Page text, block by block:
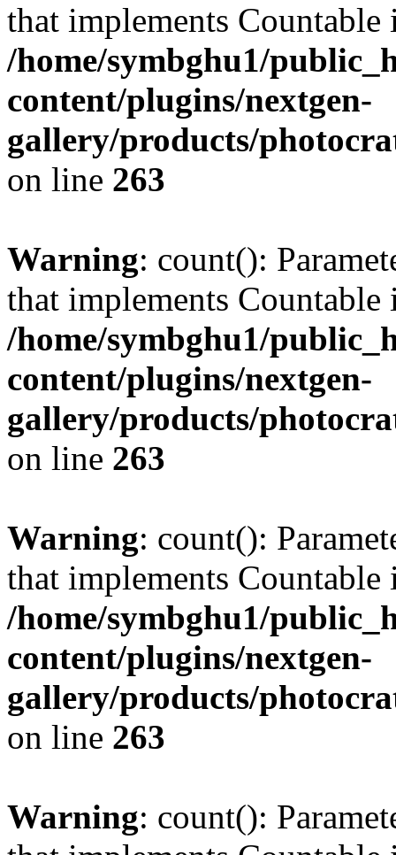
that implements Countable
/home/symbghu1/
content/plugins/nextgen-
gallery/products/
on line 263
Warning: count():
that implements Countable
/home/symbghu1/
content/plugins/nextgen-
gallery/products/
on line 263
Warning: count():
that implements Countable
/home/symbghu1/
content/plugins/nextgen-
gallery/products/
on line 263
Warning: count():